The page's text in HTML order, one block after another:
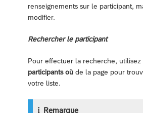
renseignements sur le participant,
modifier.
Rechercher le participant
Pour effectuer la recherche, utilisez
participants où de la page pour
votre liste.
Remarque